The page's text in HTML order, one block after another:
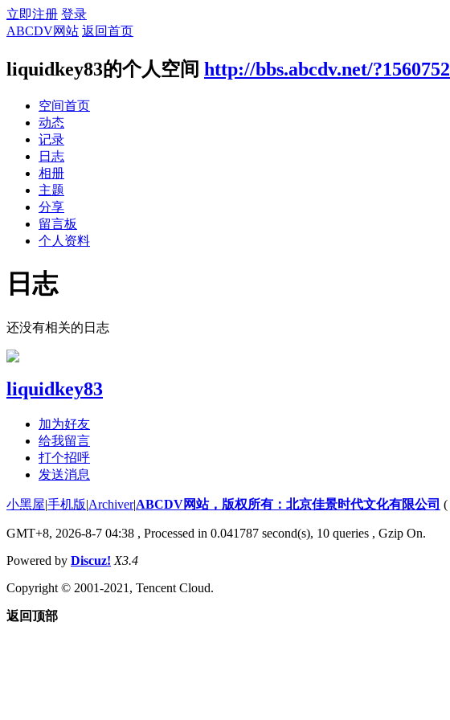
立即注册 登录
ABCDV网站 返回首页
liquidkey83的个人空间 http://bbs.abcdv.net/?1560752
空间首页
动态
记录
日志
相册
主题
分享
留言板
个人资料
日志
还没有相关的日志
liquidkey83
加为好友
给我留言
打个招呼
发送消息
小黑屋|手机版|Archiver|ABCDV网站，版权所有：北京佳景时代文化有限公司 (
GMT+8, 2026-8-7 04:38 , Processed in 0.041787 second(s), 10 queries , Gzip On.
Powered by Discuz! X3.4
Copyright © 2001-2021, Tencent Cloud.
返回顶部